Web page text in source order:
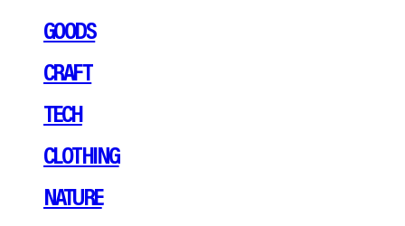
GOODS
CRAFT
TECH
CLOTHING
NATURE